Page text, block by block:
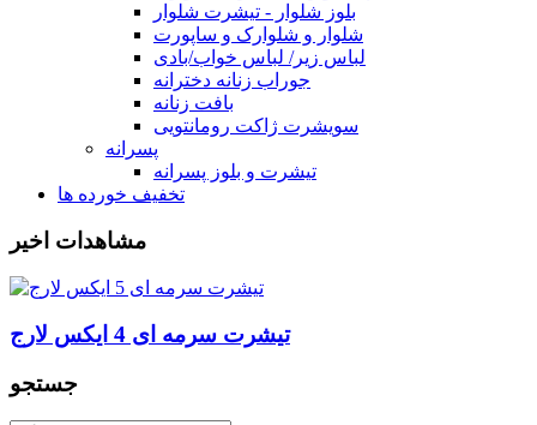
بلوز شلوار - تیشرت شلوار
شلوار و شلوارک و ساپورت
لباس زیر/ لباس خواب/بادی
جوراب زنانه دخترانه
بافت زنانه
سویشرت ژاکت رومانتویی
پسرانه
تیشرت و بلوز پسرانه
تخفیف خورده ها
مشاهدات اخیر
تیشرت سرمه ای 4 ایکس لارج
جستجو